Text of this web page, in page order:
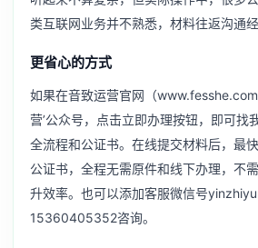
类互联网业务并不熟悉，材料往返沟通
更省心的方式
如果在音致运营官网（www.fesshe.com
营’公众号，点击立即办理按钮，即可找
全流程和公证书。在线提交材料后，最
公证书，全程无需原件和线下办理，不
升效率。也可以添加客服微信号
15360405352咨询。